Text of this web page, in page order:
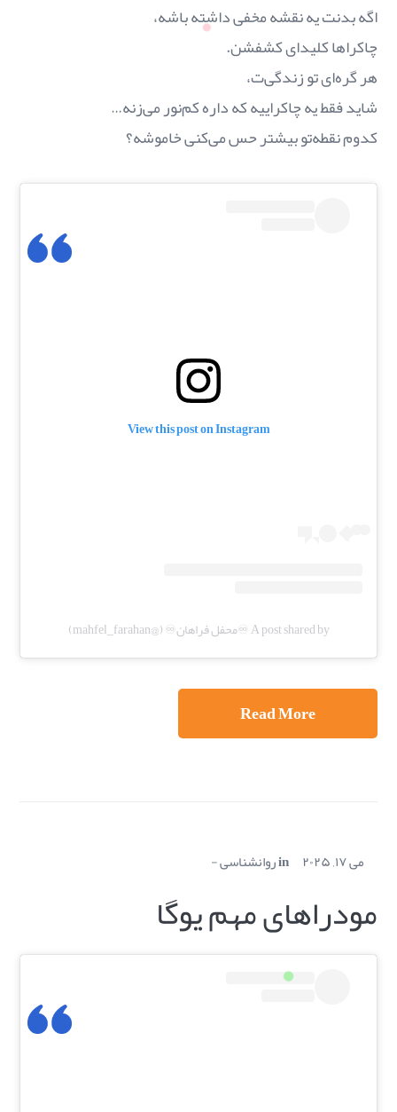
اگه بدنت یه نقشه مخفی داشته باشه،
چاکراها کلیدای کشفشن.
هر گره‌ای تو زندگی‌ت،
شاید فقط یه چاکراییه که داره کم‌نور می‌زنه…
کدوم نقطه‌تو بیشتر حس می‌کنی خاموشه؟
View this post on Instagram
A post shared by ♾️محفل فراهان♾️ (@mahfel_farahan)
Read More
می ۱۷, ۲۰۲۵ inروانشناسی
مودراهای مهم یوگا